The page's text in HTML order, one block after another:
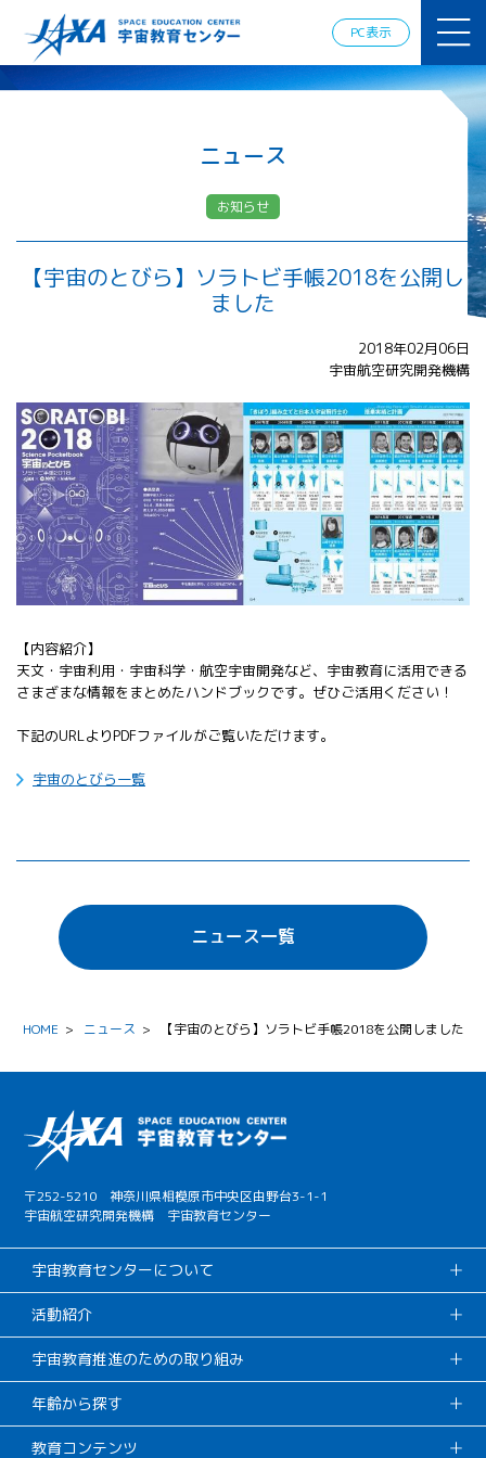
PC表示
ミー
ロスペース
情報の発
宇宙を活用
した教育実
践例
体験的学
習機会の
提供（国
ジア太平洋
地域宇宙機
関会議）宇
宙教育 for
All 分科会
APRSAF宇宙
教育 for All
分科会 年次
会合
スト
APRSAF教員
ISEB（国際
ム
ニュース
お知らせ
【宇宙のとびら】ソラトビ手帳2018を公開し
ました
2018年02月06日
宇宙航空研究開発機構
【内容紹介】
天文・宇宙利用・宇宙科学・航空宇宙開発など、宇宙教育に活用できる
さまざまな情報をまとめたハンドブックです。ぜひご活用ください！
下記のURLよりPDFファイルがご覧いただけます。
宇宙のとびら一覧
ニュース一覧
HOME > ニュース > 【宇宙のとびら】ソラトビ手帳2018を公開しました
〒252-5210 神奈川県相模原市中央区由野台3-1-1
宇宙航空研究開発機構 宇宙教育センター
宇宙教育センターについて
活動紹介
宇宙教育推進のための取り組み
年齢から探す
教育コンテンツ